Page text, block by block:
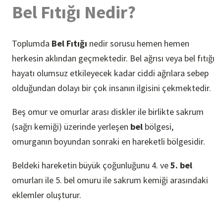
Bel Fıtığı Nedir?
Toplumda Bel Fıtığı nedir sorusu hemen hemen
herkesin aklından geçmektedir. Bel ağrısı veya bel fıtığı
hayatı olumsuz etkileyecek kadar ciddi ağrılara sebep
olduğundan dolayı bir çok insanın ilgisini çekmektedir.
Beş omur ve omurlar arası diskler ile birlikte sakrum
(sağrı kemiği) üzerinde yerleşen bel bölgesi,
omurganın boyundan sonraki en hareketli bölgesidir.
Beldeki hareketin büyük çoğunluğunu 4. ve5. bel
omurları ile 5. bel omuru ile sakrum kemiği arasındaki
eklemler oluşturur.